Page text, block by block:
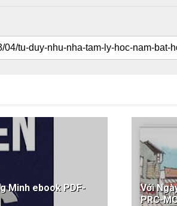
Minh ebook PDF-
Với
PRC-